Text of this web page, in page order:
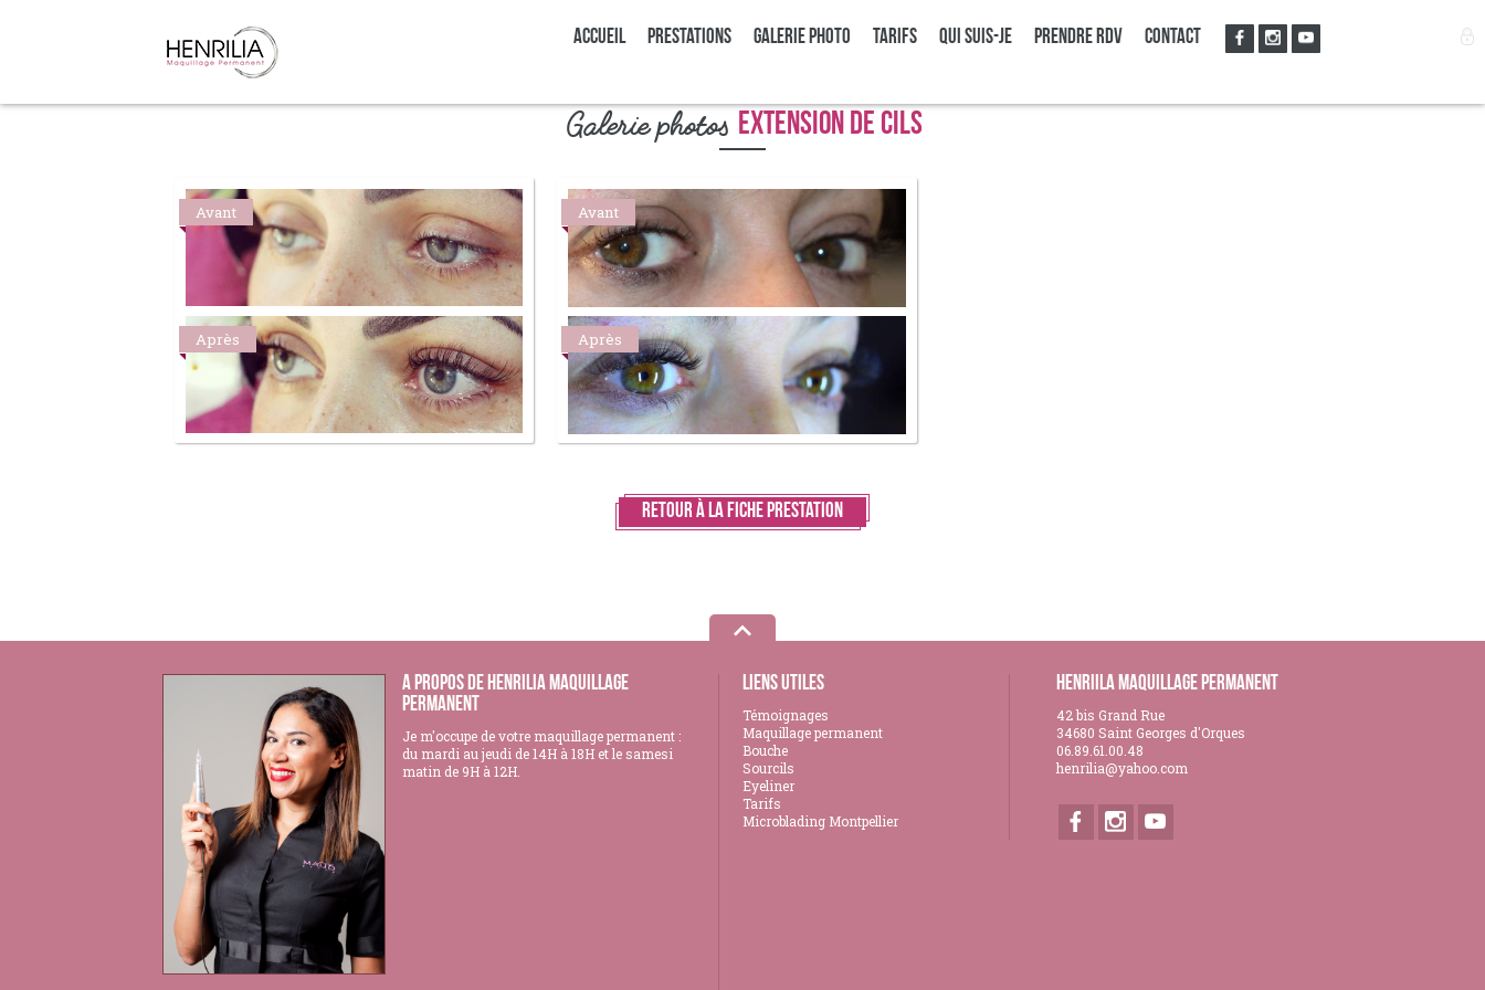
Accueil Prestations Galerie photo Tarifs Qui suis-je Prendre RDV Contact
Galerie photos Extension de cils
Retour à la fiche prestation
A propos de Henrilia Maquillage
Permanent
Je m'occupe de votre maquillage permanent :
du mardi au jeudi de 14H à 18H et le samesi
matin de 9H à 12H.
Liens utiles
Témoignages
Maquillage permanent
Bouche
Sourcils
Eyeliner
Tarifs
Microblading Montpellier
Henriila Maquillage Permanent
42 bis Grand Rue
34680 Saint Georges d'Orques
06.89.61.00.48
henrilia@yahoo.com